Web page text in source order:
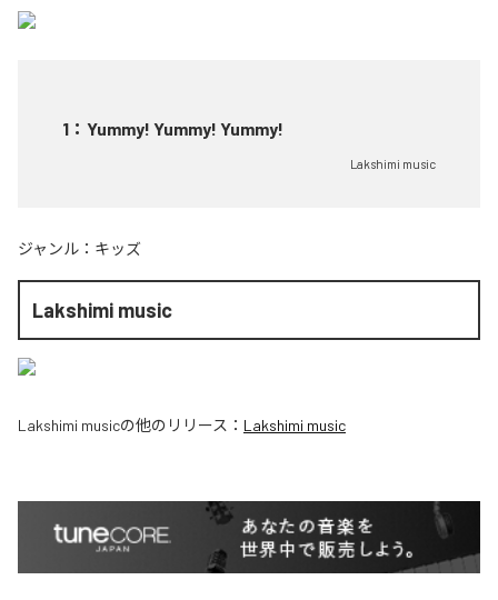
1 ： Yummy! Yummy! Yummy!
Lakshimi music
ジャンル： キッズ
Lakshimi music
Lakshimi musicの他のリリース： Lakshimi music